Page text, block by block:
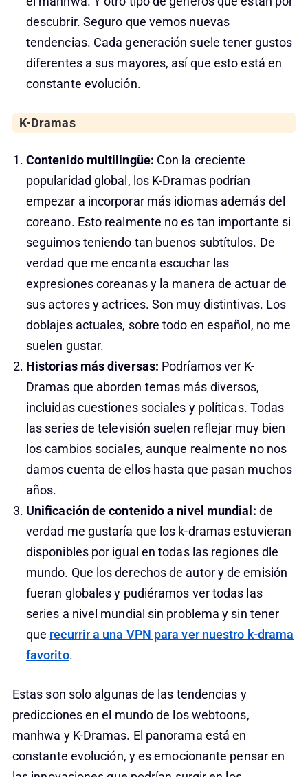
descubrir. Seguro que vemos nuevas
tendencias. Cada generación suele tener gustos
diferentes a sus mayores, así que esto está en
constante evolución.
K-Dramas
Contenido multilingüe: Con la creciente
popularidad global, los K-Dramas podrían
empezar a incorporar más idiomas además del
coreano. Esto realmente no es tan importante si
seguimos teniendo tan buenos subtítulos. De
verdad que me encanta escuchar las
expresiones coreanas y la manera de actuar de
sus actores y actrices. Son muy distintivas. Los
doblajes actuales, sobre todo en español, no me
suelen gustar.
Historias más diversas: Podríamos ver K-
Dramas que aborden temas más diversos,
incluidas cuestiones sociales y políticas. Todas
las series de televisión suelen reflejar muy bien
los cambios sociales, aunque realmente no nos
damos cuenta de ellos hasta que pasan muchos
años.
Unificación de contenido a nivel mundial: de
verdad me gustaría que los k-dramas estuvieran
disponibles por igual en todas las regiones dle
mundo. Que los derechos de autor y de emisión
fueran globales y pudiéramos ver todas las
series a nivel mundial sin problema y sin tener
que recurrir a una VPN para ver nuestro k-drama
favorito.
Estas son solo algunas de las tendencias y
predicciones en el mundo de los webtoons,
manhwa y K-Dramas. El panorama está en
constante evolución, y es emocionante pensar en